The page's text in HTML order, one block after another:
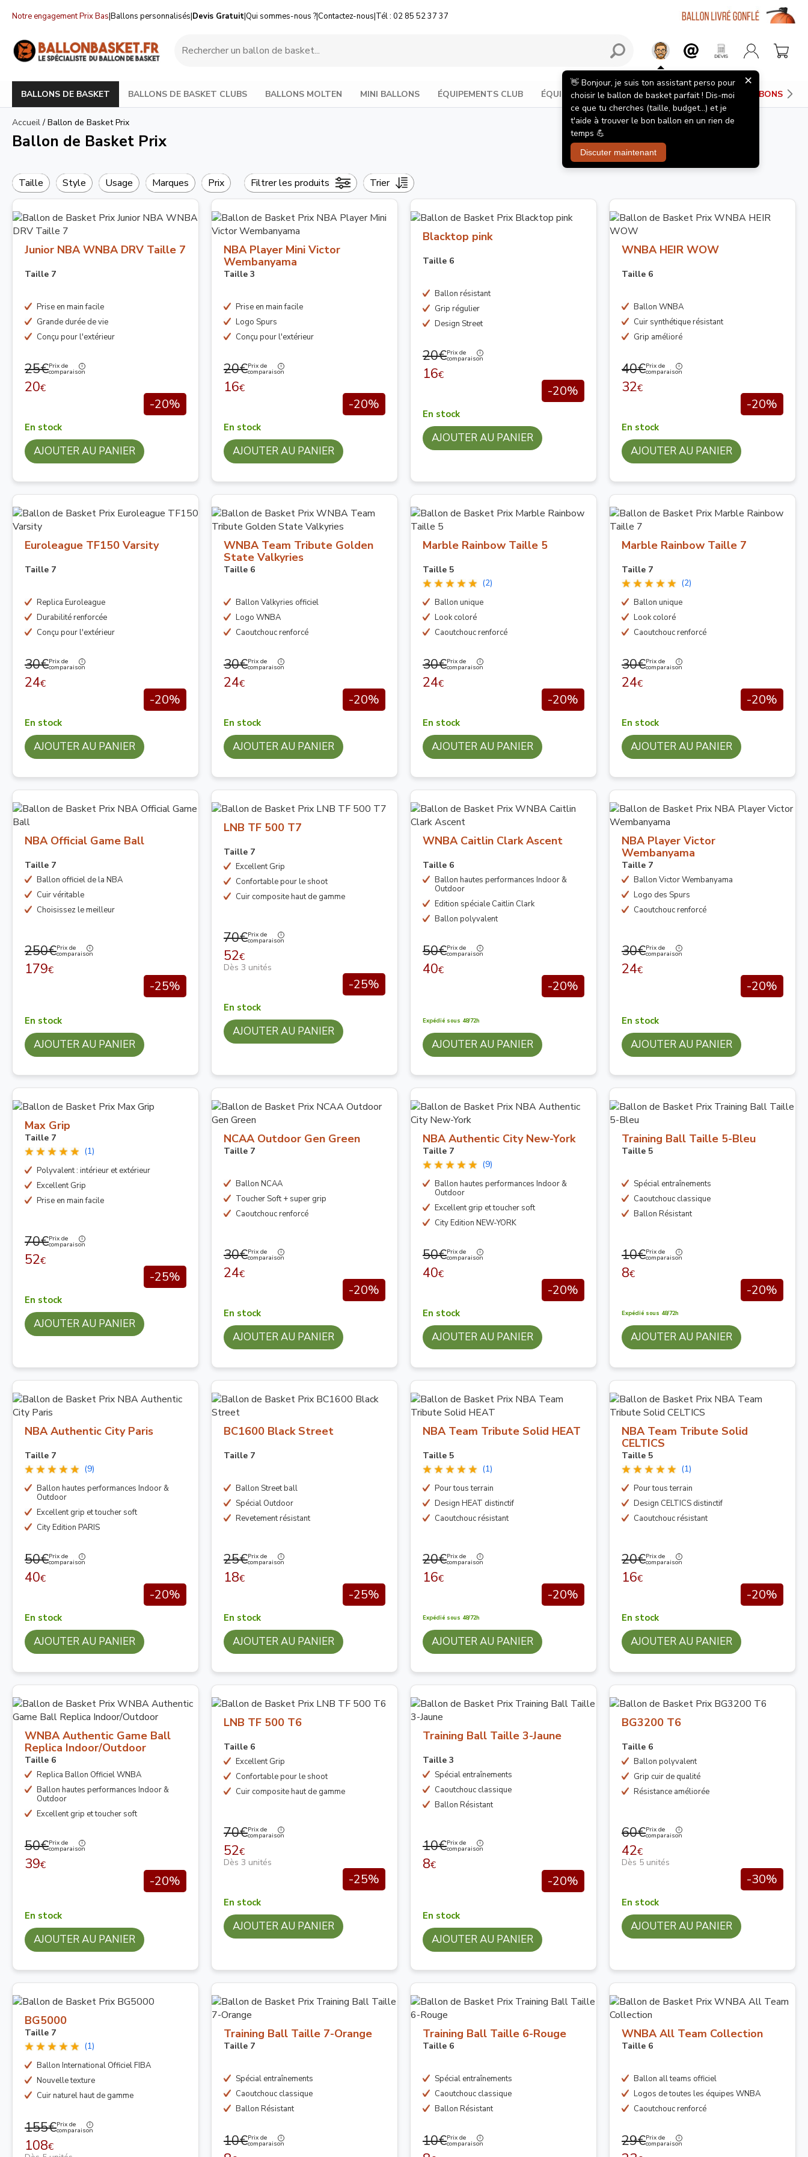
Notre engagement Prix Bas|Ballons personnalisés|Devis Gratuit|Qui sommes-nous ?|Contactez-nous|Tél : 02 85 52 37 37
BALLONS DE BASKET BALLONS DE BASKET CLUBS BALLONS MOLTEN MINI BALLONS ÉQUIPEMENTS CLUB ÉQUIPEMENTS JOUEUR PANIERS DE BASKET BONS
Accueil / Ballon de Basket Prix
Ballon de Basket Prix
Taille Style Usage Marques Prix Filtrer les produits Trier
Junior NBA WNBA DRV Taille 7
Taille 7
Prise en main facile
Grande durée de vie
Conçu pour l'extérieur
25€Prix de
comparaison
20€
-20%
En stock
AJOUTER AU PANIER
NBA Player Mini Victor
Wembanyama
Taille 3
Prise en main facile
Logo Spurs
Conçu pour l'extérieur
20€Prix de
comparaison
16€
-20%
En stock
AJOUTER AU PANIER
Blacktop pink
Taille 6
Ballon résistant
Grip régulier
Design Street
20€Prix de
comparaison
16€
-20%
En stock
AJOUTER AU PANIER
WNBA HEIR WOW
Taille 6
Ballon WNBA
Cuir synthétique résistant
Grip amélioré
40€Prix de
comparaison
32€
-20%
En stock
AJOUTER AU PANIER
Euroleague TF150 Varsity
Taille 7
Replica Euroleague
Durabilité renforcée
Conçu pour l'extérieur
30€Prix de
comparaison
24€
-20%
En stock
AJOUTER AU PANIER
WNBA Team Tribute Golden
State Valkyries
Taille 6
Ballon Valkyries officiel
Logo WNBA
Caoutchouc renforcé
30€Prix de
comparaison
24€
-20%
En stock
AJOUTER AU PANIER
Marble Rainbow Taille 5
Taille 5
(2)
Ballon unique
Look coloré
Caoutchouc renforcé
30€Prix de
comparaison
24€
-20%
En stock
AJOUTER AU PANIER
Marble Rainbow Taille 7
Taille 7
(2)
Ballon unique
Look coloré
Caoutchouc renforcé
30€Prix de
comparaison
24€
-20%
En stock
AJOUTER AU PANIER
NBA Official Game Ball
Taille 7
Ballon officiel de la NBA
Cuir véritable
Choisissez le meilleur
250€Prix de
comparaison
179€
-25%
En stock
AJOUTER AU PANIER
LNB TF 500 T7
Taille 7
Excellent Grip
Confortable pour le shoot
Cuir composite haut de gamme
70€Prix de
comparaison
52€
Dès 3 unités
-25%
En stock
AJOUTER AU PANIER
WNBA Caitlin Clark Ascent
Taille 6
Ballon hautes performances Indoor &
Outdoor
Edition spéciale Caitlin Clark
Ballon polyvalent
50€Prix de
comparaison
40€
-20%
Expédié sous 48/72h
AJOUTER AU PANIER
NBA Player Victor
Wembanyama
Taille 7
Ballon Victor Wembanyama
Logo des Spurs
Caoutchouc renforcé
30€Prix de
comparaison
24€
-20%
En stock
AJOUTER AU PANIER
Max Grip
Taille 7
(1)
Polyvalent : intérieur et extérieur
Excellent Grip
Prise en main facile
70€Prix de
comparaison
52€
-25%
En stock
AJOUTER AU PANIER
NCAA Outdoor Gen Green
Taille 7
Ballon NCAA
Toucher Soft + super grip
Caoutchouc renforcé
30€Prix de
comparaison
24€
-20%
En stock
AJOUTER AU PANIER
NBA Authentic City New-York
Taille 7
(9)
Ballon hautes performances Indoor &
Outdoor
Excellent grip et toucher soft
City Edition NEW-YORK
50€Prix de
comparaison
40€
-20%
En stock
AJOUTER AU PANIER
Training Ball Taille 5-Bleu
Taille 5
Spécial entraînements
Caoutchouc classique
Ballon Résistant
10€Prix de
comparaison
8€
-20%
Expédié sous 48/72h
AJOUTER AU PANIER
NBA Authentic City Paris
Taille 7
(9)
Ballon hautes performances Indoor &
Outdoor
Excellent grip et toucher soft
City Edition PARIS
50€Prix de
comparaison
40€
-20%
En stock
AJOUTER AU PANIER
BC1600 Black Street
Taille 7
Ballon Street ball
Spécial Outdoor
Revetement résistant
25€Prix de
comparaison
18€
-25%
En stock
AJOUTER AU PANIER
NBA Team Tribute Solid HEAT
Taille 5
(1)
Pour tous terrain
Design HEAT distinctif
Caoutchouc résistant
20€Prix de
comparaison
16€
-20%
Expédié sous 48/72h
AJOUTER AU PANIER
NBA Team Tribute Solid
CELTICS
Taille 5
(1)
Pour tous terrain
Design CELTICS distinctif
Caoutchouc résistant
20€Prix de
comparaison
16€
-20%
En stock
AJOUTER AU PANIER
WNBA Authentic Game Ball
Replica Indoor/Outdoor
Taille 6
Replica Ballon Officiel WNBA
Ballon hautes performances Indoor &
Outdoor
Excellent grip et toucher soft
50€Prix de
comparaison
39€
-20%
En stock
AJOUTER AU PANIER
LNB TF 500 T6
Taille 6
Excellent Grip
Confortable pour le shoot
Cuir composite haut de gamme
70€Prix de
comparaison
52€
Dès 3 unités
-25%
En stock
AJOUTER AU PANIER
Training Ball Taille 3-Jaune
Taille 3
Spécial entraînements
Caoutchouc classique
Ballon Résistant
10€Prix de
comparaison
8€
-20%
En stock
AJOUTER AU PANIER
BG3200 T6
Taille 6
Ballon polyvalent
Grip cuir de qualité
Résistance améliorée
60€Prix de
comparaison
42€
Dès 5 unités
-30%
En stock
AJOUTER AU PANIER
BG5000
Taille 7
(1)
Ballon International Officiel FIBA
Nouvelle texture
Cuir naturel haut de gamme
155€Prix de
comparaison
108€
Training Ball Taille 7-Orange
Taille 7
Spécial entraînements
Caoutchouc classique
Ballon Résistant
10€Prix de
comparaison
Training Ball Taille 6-Rouge
Taille 6
Spécial entraînements
Caoutchouc classique
Ballon Résistant
10€Prix de
comparaison
WNBA All Team Collection
Taille 6
Ballon all teams officiel
Logos de toutes les équipes WNBA
Caoutchouc renforcé
29€Prix de
comparaison
👋 Bonjour, je suis ton assistant perso pour
choisir le ballon de basket parfait ! Dis-moi
ce que tu cherches (taille, budget...) et je
t'aide à trouver le bon ballon en un rien de
temps 💪
Discuter maintenant
×